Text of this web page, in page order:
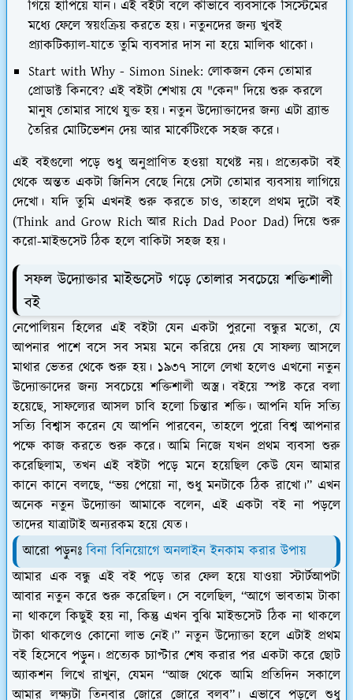
গিয়ে হাঁপিয়ে যান। এই বইটা বলে কীভাবে ব্যবসাকে সিস্টেমের
মধ্যে ফেলে স্বয়ংক্রিয় করতে হয়। নতুনদের জন্য খুবই
প্র্যাকটিক্যাল-যাতে তুমি ব্যবসার দাস না হয়ে মালিক থাকো।
Start with Why - Simon Sinek: লোকজন কেন তোমার
প্রোডাক্ট কিনবে? এই বইটা শেখায় যে "কেন" দিয়ে শুরু করলে
মানুষ তোমার সাথে যুক্ত হয়। নতুন উদ্যোক্তাদের জন্য এটা ব্র্যান্ড
তৈরির মোটিভেশন দেয় আর মার্কেটিংকে সহজ করে।
এই বইগুলো পড়ে শুধু অনুপ্রাণিত হওয়া যথেষ্ট নয়। প্রত্যেকটা বই
থেকে অন্তত একটা জিনিস বেছে নিয়ে সেটা তোমার ব্যবসায় লাগিয়ে
দেখো। যদি তুমি এখনই শুরু করতে চাও, তাহলে প্রথম দুটো বই
(Think and Grow Rich আর Rich Dad Poor Dad) দিয়ে শুরু
করো-মাইন্ডসেট ঠিক হলে বাকিটা সহজ হয়।
সফল উদ্যোক্তার মাইন্ডসেট গড়ে তোলার সবচেয়ে শক্তিশালী
বই
নেপোলিয়ন হিলের এই বইটা যেন একটা পুরনো বন্ধুর মতো, যে
আপনার পাশে বসে সব সময় মনে করিয়ে দেয় যে সাফল্য আসলে
মাথার ভেতর থেকে শুরু হয়। ১৯৩৭ সালে লেখা হলেও এখনো নতুন
উদ্যোক্তাদের জন্য সবচেয়ে শক্তিশালী অস্ত্র। বইয়ে স্পষ্ট করে বলা
হয়েছে, সাফল্যের আসল চাবি হলো চিন্তার শক্তি। আপনি যদি সত্যি
সত্যি বিশ্বাস করেন যে আপনি পারবেন, তাহলে পুরো বিশ্ব আপনার
পক্ষে কাজ করতে শুরু করে। আমি নিজে যখন প্রথম ব্যবসা শুরু
করেছিলাম, তখন এই বইটা পড়ে মনে হয়েছিল কেউ যেন আমার
কানে কানে বলছে, “ভয় পেয়ো না, শুধু মনটাকে ঠিক রাখো।” এখন
অনেক নতুন উদ্যোক্তা আমাকে বলেন, এই একটা বই না পড়লে
তাদের যাত্রাটাই অন্যরকম হয়ে যেত।
আরো পড়ুনঃবিনা বিনিয়োগে অনলাইন ইনকাম করার উপায়
আমার এক বন্ধু এই বই পড়ে তার ফেল হয়ে যাওয়া স্টার্টআপটা
আবার নতুন করে শুরু করেছিল। সে বলেছিল, “আগে ভাবতাম টাকা
না থাকলে কিছুই হয় না, কিন্তু এখন বুঝি মাইন্ডসেট ঠিক না থাকলে
টাকা থাকলেও কোনো লাভ নেই।” নতুন উদ্যোক্তা হলে এটাই প্রথম
বই হিসেবে পড়ুন। প্রত্যেক চ্যাপ্টার শেষ করার পর একটা করে ছোট
অ্যাকশন লিখে রাখুন, যেমন “আজ থেকে আমি প্রতিদিন সকালে
আমার লক্ষ্যটা তিনবার জোরে জোরে বলব”। এভাবে পড়লে শুধু